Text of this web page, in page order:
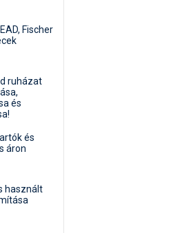
Fischer
ruházat
és
és
áron
használt